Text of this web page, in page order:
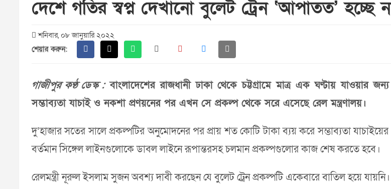
দেশে গতির স্বপ্ন দেখানো বুলেট ট্রেন ‘আপাতত’ হচ্ছে
শনিবার, ০৮ জানুয়ারি ২০২২
শেয়ার করুন:
গাজীপুর কণ্ঠ ডেস্ক :বাংলাদেশের রাজধানী ঢাকা থেকে চট্টগ্রামে মাত্র এক ঘণ্টায় যাওয়ার
সম্ভাব্যতা যাচাই ও নকশা প্রণয়নের পর এখন সে প্রকল্প থেকে সরে এসেছে রেল মন্ত্রণালয়।
দু’হাজার সতের সালে প্রকল্পটির অনুমোদনের পর প্রায় শত কোটি টাকা ব্যয় করে সম্ভাব্যতা
বর্তমান সিঙ্গেল লাইনগুলোকে ডাবল লাইনে রূপান্তরসহ চলমান প্রকল্পগুলোর কাজ শেষ করতে হবে।
রেলমন্ত্রী নূরুল ইসলাম সুজন অবশ্য দাবী করছেন যে বুলেট ট্রেন প্রকল্পটি একেবারে বাতিল হয়ে যায়নি।